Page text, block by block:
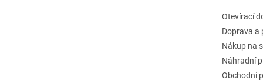
Otevírací
Doprava a
Nákup na
Náhradní
Obchodní